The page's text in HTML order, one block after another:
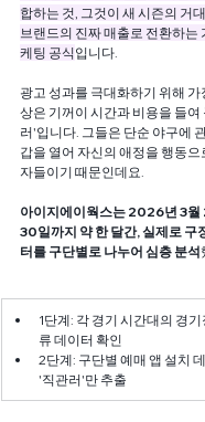
합하는 것, 그것이 새 시즌의 거
브랜드의 진짜 매출로 전환하는
케팅 공식입니다.
광고 성과를 극대화하기 위해 가
상은 기꺼이 시간과 비용을 들
러'입니다. 그들은 단순 야구에
갑을 열어 자신의 애정을 행동
자들이기 때문인데요.
아이지에이웍스는 2026년 3월
30일까지 약 한 달간, 실제로 구
터를 구단별로 나누어 심층 분석
1단계: 각 경기 시간대의 경
류 데이터 확인
2단계: 구단별 예매 앱 설치
'직관러'만 추출